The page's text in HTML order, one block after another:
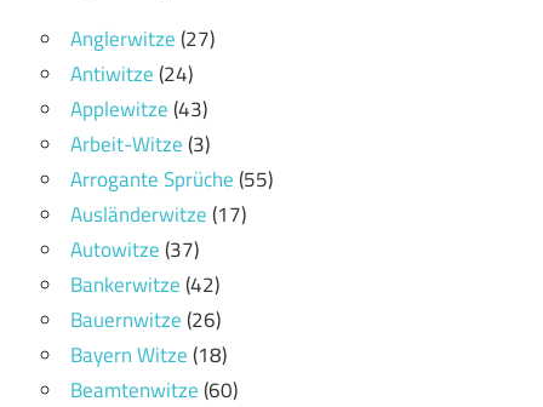
Anglerwitze(27)
Antiwitze(24)
Applewitze(43)
Arbeit-Witze(3)
Arrogante Sprüche(55)
Ausländerwitze(17)
Autowitze(37)
Bankerwitze(42)
Bauernwitze(26)
Bayern Witze(18)
Beamtenwitze(60)